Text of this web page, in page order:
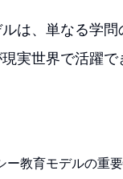
は、単なる学
実世界で活躍